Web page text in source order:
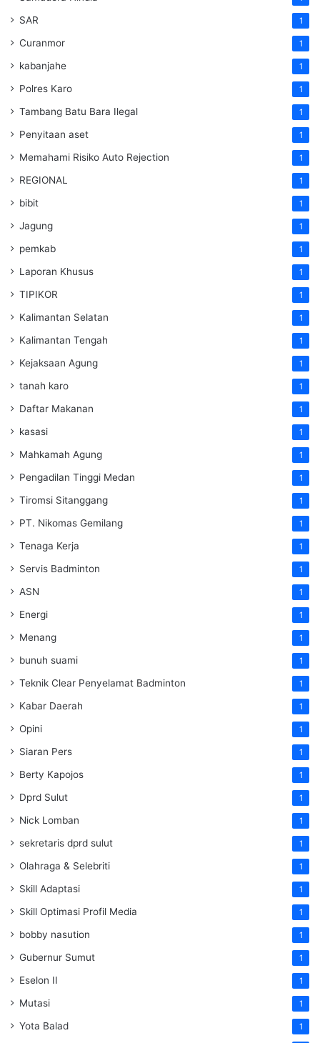
SAR 1
Curanmor 1
kabanjahe 1
Polres Karo 1
Tambang Batu Bara Ilegal 1
Penyitaan aset 1
Memahami Risiko Auto Rejection 1
REGIONAL 1
bibit 1
Jagung 1
pemkab 1
Laporan Khusus 1
TIPIKOR 1
Kalimantan Selatan 1
Kalimantan Tengah 1
Kejaksaan Agung 1
tanah karo 1
Daftar Makanan 1
kasasi 1
Mahkamah Agung 1
Pengadilan Tinggi Medan 1
Tiromsi Sitanggang 1
PT. Nikomas Gemilang 1
Tenaga Kerja 1
Servis Badminton 1
ASN 1
Energi 1
Menang 1
bunuh suami 1
Teknik Clear Penyelamat Badminton 1
Kabar Daerah 1
Opini 1
Siaran Pers 1
Berty Kapojos 1
Dprd Sulut 1
Nick Lomban 1
sekretaris dprd sulut 1
Olahraga & Selebriti 1
Skill Adaptasi 1
Skill Optimasi Profil Media 1
bobby nasution 1
Gubernur Sumut 1
Eselon II 1
Mutasi 1
Yota Balad 1